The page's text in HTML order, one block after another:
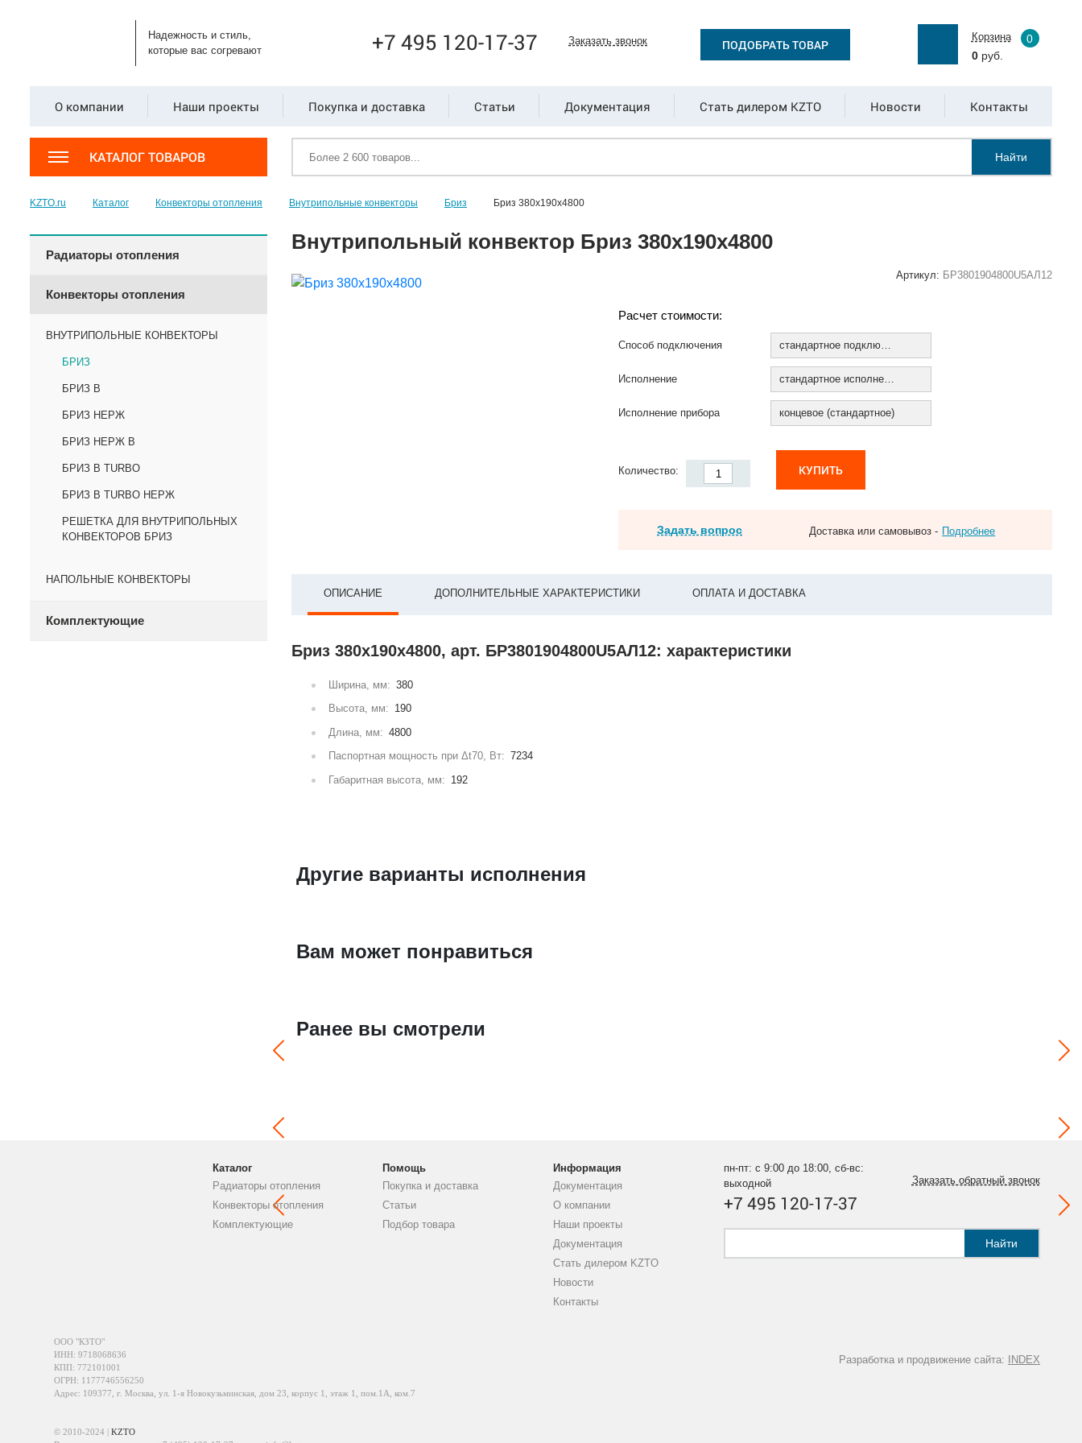
Надежность и стиль,
которые вас согревают
+7 495 120-17-37 Заказать звонок ПОДОБРАТЬ ТОВАР
Корзина
0
0руб.
О компании Наши проекты Покупка и доставка Статьи Документация Стать дилером KZTO Новости Контакты
КАТАЛОГ ТОВАРОВ Найти
KZTO.ru Каталог Конвекторы отопления Внутрипольные конвекторы Бриз Бриз 380х190х4800
Радиаторы отопления
Конвекторы отопления
ВНУТРИПОЛЬНЫЕ КОНВЕКТОРЫ
БРИЗ
БРИЗ В
БРИЗ НЕРЖ
БРИЗ НЕРЖ В
БРИЗ В TURBO
БРИЗ В TURBO НЕРЖ
РЕШЕТКА ДЛЯ ВНУТРИПОЛЬНЫХ
КОНВЕКТОРОВ БРИЗ
НАПОЛЬНЫЕ КОНВЕКТОРЫ
Комплектующие
Внутрипольный конвектор Бриз 380х190х4800
Артикул: БР3801904800U5АЛ12
Расчет стоимости:
Способ подключения стандартное подключение
Исполнение стандартное исполнение
Исполнение прибора концевое (стандартное)
Количество: КУПИТЬ
Задать вопрос Доставка или самовывоз - Подробнее
ОПИСАНИЕ ДОПОЛНИТЕЛЬНЫЕ ХАРАКТЕРИСТИКИ ОПЛАТА И ДОСТАВКА
Бриз 380х190х4800, арт. БР3801904800U5АЛ12: характеристики
Ширина, мм: 380
Высота, мм: 190
Длина, мм: 4800
Паспортная мощность при Δt70, Вт: 7234
Габаритная высота, мм: 192
Другие варианты исполнения
Вам может понравиться
Ранее вы смотрели
Каталог
Радиаторы отопления
Конвекторы отопления
Комплектующие
Помощь
Покупка и доставка
Статьи
Подбор товара
Информация
Документация
О компании
Наши проекты
Документация
Стать дилером KZTO
Новости
Контакты
пн-пт: с 9:00 до 18:00, сб-вс:
выходной
+7 495 120-17-37
Заказать обратный звонок
Найти
Разработка и продвижение сайта: INDEX
ООО "КЗТО"
ИНН: 9718068636
КПП: 772101001
ОГРН: 1177746556250
Адрес: 109377, г. Москва, ул. 1-я Новокузьминская, дом 23, корпус 1, этаж 1, пом.1А, ком.7
© 2010-2024 | KZTO